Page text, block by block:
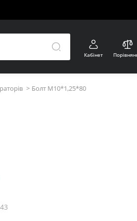
Кабінет
Болт М10*1,25*80